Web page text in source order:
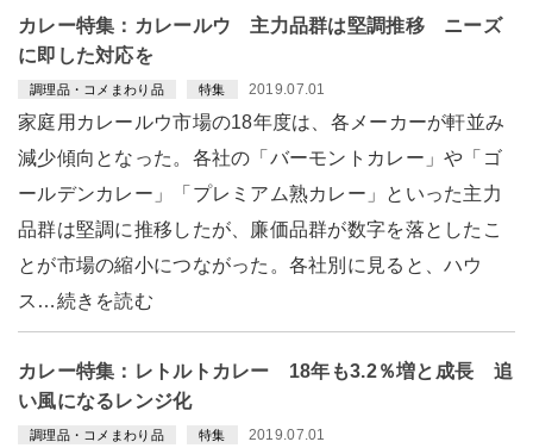
カレー特集：カレールウ 主力品群は堅調推移 ニーズ
に即した対応を
調理品・コメまわり品 特集 2019.07.01
家庭用カレールウ市場の18年度は、各メーカーが軒並み
減少傾向となった。各社の「バーモントカレー」や「ゴ
ールデンカレー」「プレミアム熟カレー」といった主力
品群は堅調に推移したが、廉価品群が数字を落としたこ
とが市場の縮小につながった。各社別に見ると、ハウ
ス…続きを読む
カレー特集：レトルトカレー 18年も3.2％増と成長 追
い風になるレンジ化
調理品・コメまわり品 特集 2019.07.01